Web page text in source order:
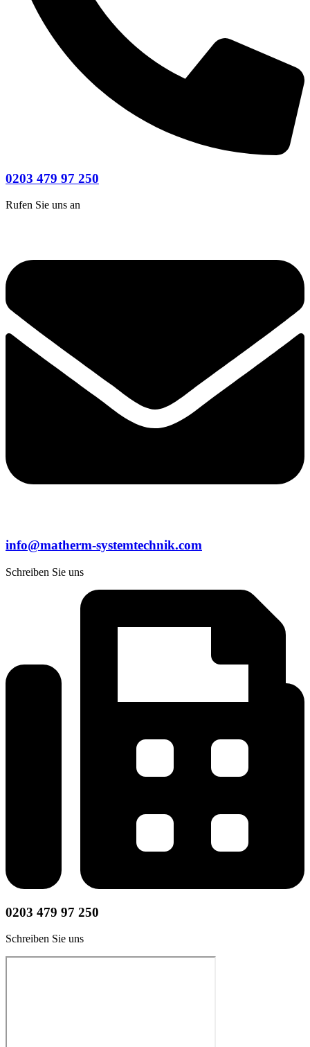
0203 479 97 250
Rufen Sie uns an
info@matherm-systemtechnik.com
Schreiben Sie uns
0203 479 97 250
Schreiben Sie uns